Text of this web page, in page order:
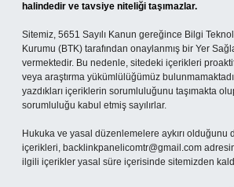
halindedir ve tavsiye niteliği taşımazlar.
Sitemiz, 5651 Sayılı Kanun gereğince Bilgi
Kurumu (BTK) tarafından onaylanmış bir Yer
vermektedir. Bu nedenle, sitedeki içerikleri
veya araştırma yükümlülüğümüz
yazdıkları içeriklerin sorumluluğunu taşımakta
sorumluluğu kabul etmiş sayılırlar.
Hukuka ve yasal düzenlemelere aykırı olduğunu
içerikleri, backlinkpanelicomtr@gmail.com
ilgili içerikler yasal süre içerisinde sitemizden